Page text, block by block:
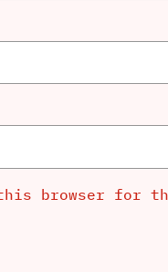
browser for